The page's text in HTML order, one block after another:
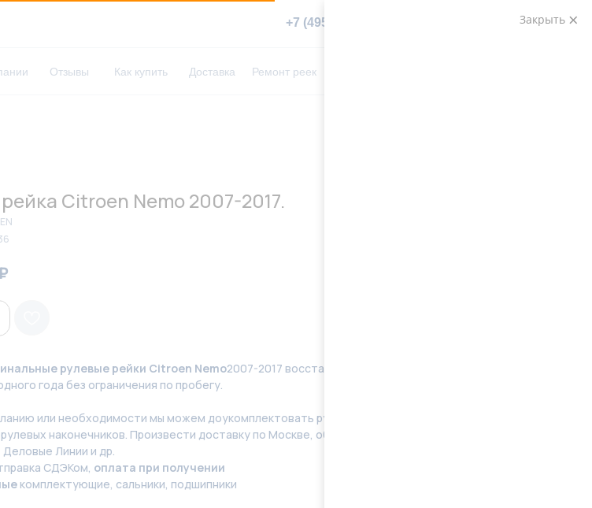
+7 (495) 783-89-82 Заказать звонок
Отзывы Доставка Ремонт реек
Как купить
Citroen Nemo 2007-2017.
рулевые рейки Citroen Nemo2007-2017 восстановленные в заводских условиях с
года без ограничения по пробегу.
или неoбxодимoсти мы мoжем дoукомплeктoвать pулевую рeйку новым кoмплeктом
нaконечников. Произвести доставку по Москве, области. Отправку в регионы
Линии и др.
СДЭКом, оплата при получении
комплектующие, сальники, подшипники
Закрыть